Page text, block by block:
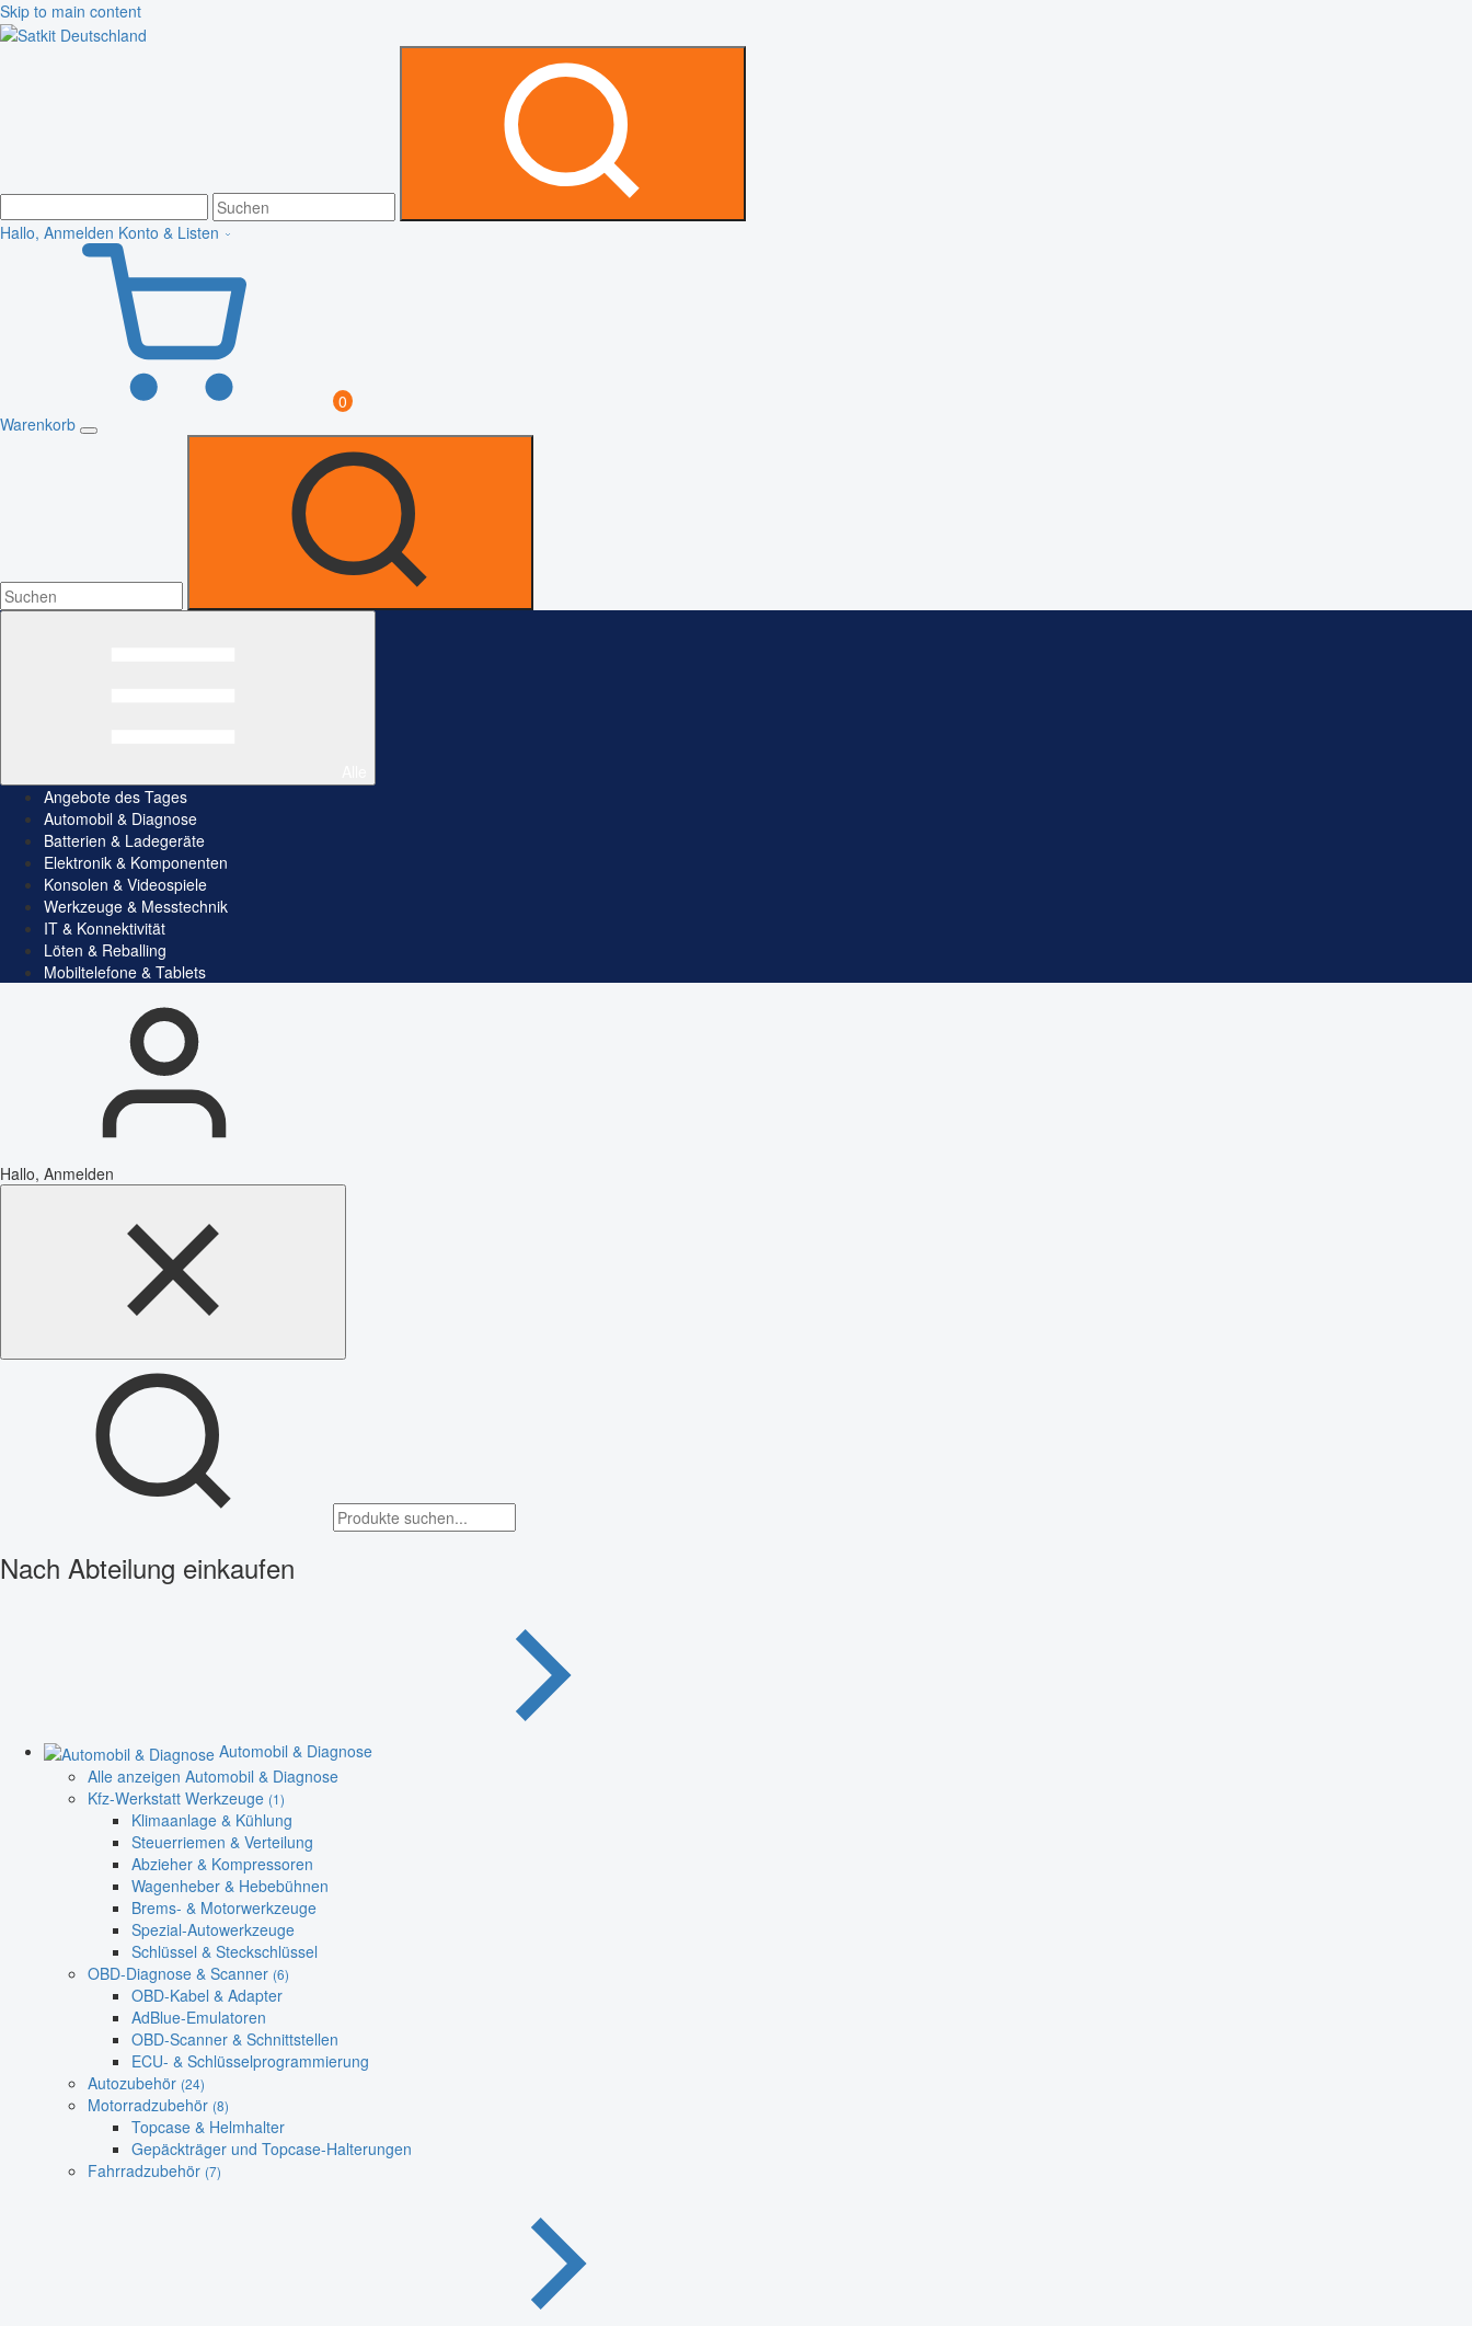
Skip to main content
Hallo, Anmelden Konto & Listen
0
Warenkorb
Angebote des Tages
Automobil & Diagnose
Batterien & Ladegeräte
Elektronik & Komponenten
Konsolen & Videospiele
Werkzeuge & Messtechnik
IT & Konnektivität
Löten & Reballing
Mobiltelefone & Tablets
Hallo, Anmelden
Nach Abteilung einkaufen
Automobil & Diagnose
Alle anzeigen Automobil & Diagnose
Kfz-Werkstatt Werkzeuge (1)
Klimaanlage & Kühlung
Steuerriemen & Verteilung
Abzieher & Kompressoren
Wagenheber & Hebebühnen
Brems- & Motorwerkzeuge
Spezial-Autowerkzeuge
Schlüssel & Steckschlüssel
OBD-Diagnose & Scanner (6)
OBD-Kabel & Adapter
AdBlue-Emulatoren
OBD-Scanner & Schnittstellen
ECU- & Schlüsselprogrammierung
Autozubehör (24)
Motorradzubehör (8)
Topcase & Helmhalter
Gepäckträger und Topcase-Halterungen
Fahrradzubehör (7)